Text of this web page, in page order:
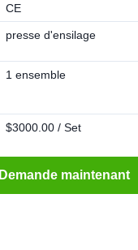
CE
presse d'ensilage
1 ensemble
$3000.00 / Set
Demande maintenant